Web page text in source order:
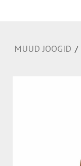
MUUD JOOGID /